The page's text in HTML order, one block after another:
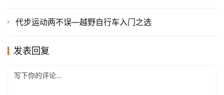
代步运动两不误—越野自行车入门之选
发表回复